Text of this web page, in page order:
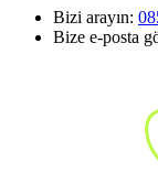
Bizi arayın:
Bize e-posta